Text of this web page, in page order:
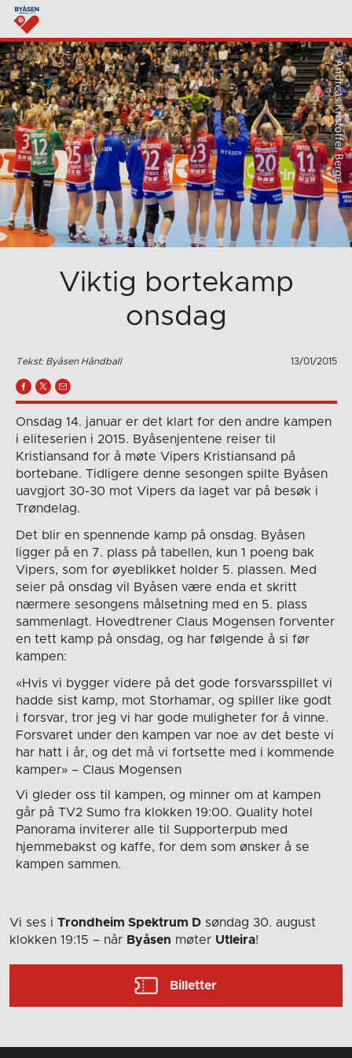
Viktig bortekamp
onsdag
Tekst: Byåsen Håndball 13/01/2015
Onsdag 14. januar er det klart for den andre kampen
i eliteserien i 2015. Byåsenjentene reiser til
Kristiansand for å møte Vipers Kristiansand på
bortebane. Tidligere denne sesongen spilte Byåsen
uavgjort 30-30 mot Vipers da laget var på besøk i
Trøndelag.
Det blir en spennende kamp på onsdag. Byåsen
ligger på en 7. plass på tabellen, kun 1 poeng bak
Vipers, som for øyeblikket holder 5. plassen. Med
seier på onsdag vil Byåsen være enda et skritt
nærmere sesongens målsetning med en 5. plass
sammenlagt. Hovedtrener Claus Mogensen forventer
en tett kamp på onsdag, og har følgende å si før
kampen:
«Hvis vi bygger videre på det gode forsvarsspillet vi
hadde sist kamp, mot Storhamar, og spiller like godt
i forsvar, tror jeg vi har gode muligheter for å vinne.
Forsvaret under den kampen var noe av det beste vi
har hatt i år, og det må vi fortsette med i kommende
kamper» – Claus Mogensen
Vi gleder oss til kampen, og minner om at kampen
går på TV2 Sumo fra klokken 19:00. Quality hotel
Panorama inviterer alle til Supporterpub med
hjemmebakst og kaffe, for dem som ønsker å se
kampen sammen.
Vi ses i Trondheim Spektrum D søndag 30. august
klokken 19:15 – når Byåsen møter Utleira!
Billetter